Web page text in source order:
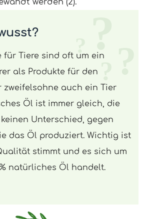
werden (2).
für Tiere sind oft um ein
als Produkte für den
zweifelsohne auch ein Tier
Öl ist immer gleich, die
Unterschied, gegen
das Öl produziert. Wichtig ist
stimmt und es sich um
natürliches Öl handelt.